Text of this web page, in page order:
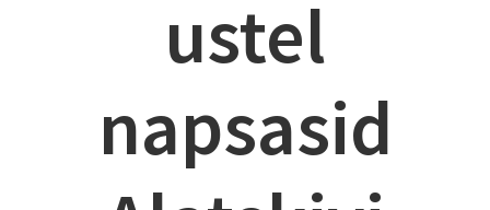
ustel
napsasid